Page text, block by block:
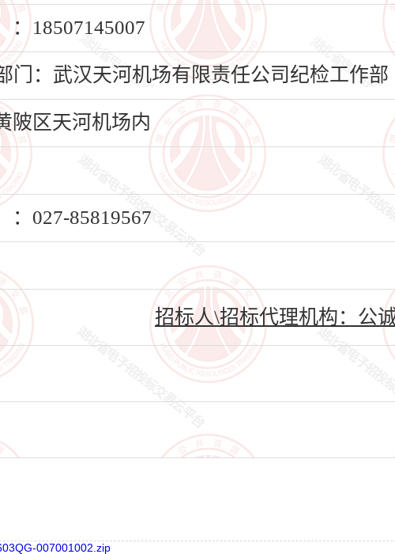
：18507145007
门：武汉天河机场有限责任公司纪检工作部
陂区天河机场内
：027-85819567
招标人\招标代理机构：公
007001002.zip